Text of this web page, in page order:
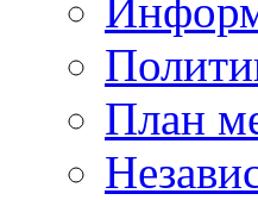
План